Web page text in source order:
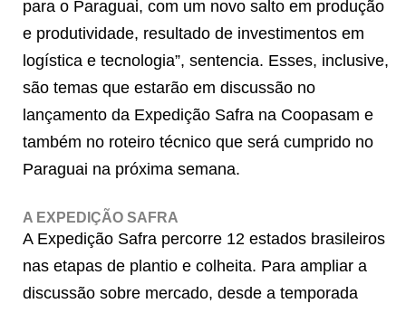
para o Paraguai, com um novo salto em produção
e produtividade, resultado de investimentos em
logística e tecnologia”, sentencia. Esses, inclusive,
são temas que estarão em discussão no
lançamento da Expedição Safra na Coopasam e
também no roteiro técnico que será cumprido no
Paraguai na próxima semana.
A EXPEDIÇÃO SAFRA
A Expedição Safra percorre 12 estados brasileiros
nas etapas de plantio e colheita. Para ampliar a
discussão sobre mercado, desde a temporada